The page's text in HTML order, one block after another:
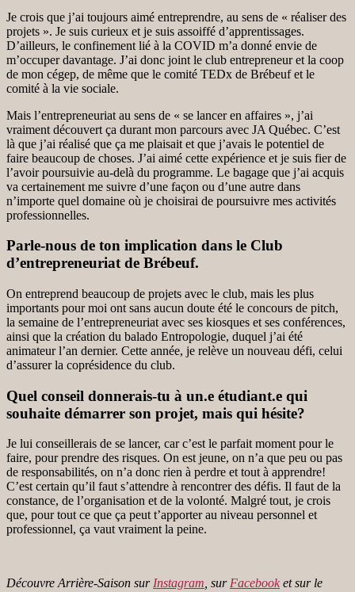
Je crois que j’ai toujours aimé entreprendre, au sens de « réaliser des
projets ». Je suis curieux et je suis assoiffé d’apprentissages.
D’ailleurs, le confinement lié à la COVID m’a donné envie de
m’occuper davantage. J’ai donc joint le club entrepreneur et la coop
de mon cégep, de même que le comité TEDx de Brébeuf et le
comité à la vie sociale.
Mais l’entrepreneuriat au sens de « se lancer en affaires », j’ai
vraiment découvert ça durant mon parcours avec JA Québec. C’est
là que j’ai réalisé que ça me plaisait et que j’avais le potentiel de
faire beaucoup de choses. J’ai aimé cette expérience et je suis fier de
l’avoir poursuivie au-delà du programme. Le bagage que j’ai acquis
va certainement me suivre d’une façon ou d’une autre dans
n’importe quel domaine où je choisirai de poursuivre mes activités
professionnelles.
Parle-nous de ton implication dans le Club
d’entrepreneuriat de Brébeuf.
On entreprend beaucoup de projets avec le club, mais les plus
importants pour moi ont sans aucun doute été le concours de pitch,
la semaine de l’entrepreneuriat avec ses kiosques et ses conférences,
ainsi que la création du balado Entropologie, duquel j’ai été
animateur l’an dernier. Cette année, je relève un nouveau défi, celui
d’assurer la coprésidence du club.
Quel conseil donnerais-tu à un.e étudiant.e qui
souhaite démarrer son projet, mais qui hésite?
Je lui conseillerais de se lancer, car c’est le parfait moment pour le
faire, pour prendre des risques. On est jeune, on n’a que peu ou pas
de responsabilités, on n’a donc rien à perdre et tout à apprendre!
C’est certain qu’il faut s’attendre à rencontrer des défis. Il faut de la
constance, de l’organisation et de la volonté. Malgré tout, je crois
que, pour tout ce que ça peut t’apporter au niveau personnel et
professionnel, ça vaut vraiment la peine.
Découvre Arrière-Saison sur Instagram , sur Facebook et sur le